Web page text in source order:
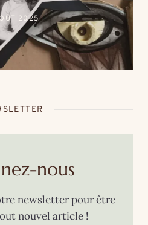
unique au
Roz
2025
nous
newsletter pour être
nouvel article !